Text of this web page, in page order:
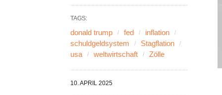
TAGS:
donald trump fed
inflation
schuldgeldsystem
Stagflation
usa
weltwirtschaft Zölle
10. APRIL 2025